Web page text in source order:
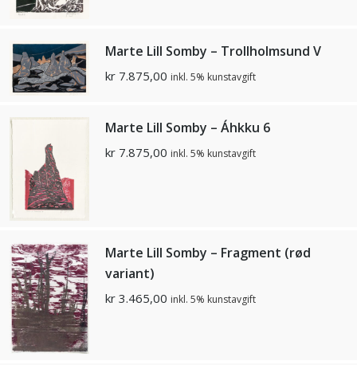
Marte Lill Somby – Trollholmsund V
kr 7.875,00 inkl. 5% kunstavgift
Marte Lill Somby – Áhkku 6
kr 7.875,00 inkl. 5% kunstavgift
Marte Lill Somby – Fragment (rød
variant)
kr 3.465,00 inkl. 5% kunstavgift